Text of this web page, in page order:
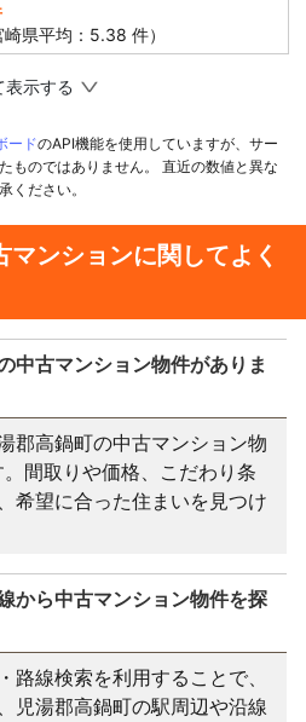
崎県平均：5.38 件）
表示する
ードのAPI機能を使用していますが、サー
ものではありません。 直近の数値と異な
ください。
マンションに関してよく
中古マンション物件がありま
郡高鍋町の中古マンション物
間取りや価格、こだわり条
希望に合った住まいを見つけ
から中古マンション物件を探
路線検索を利用することで、
児湯郡高鍋町の駅周辺や沿線